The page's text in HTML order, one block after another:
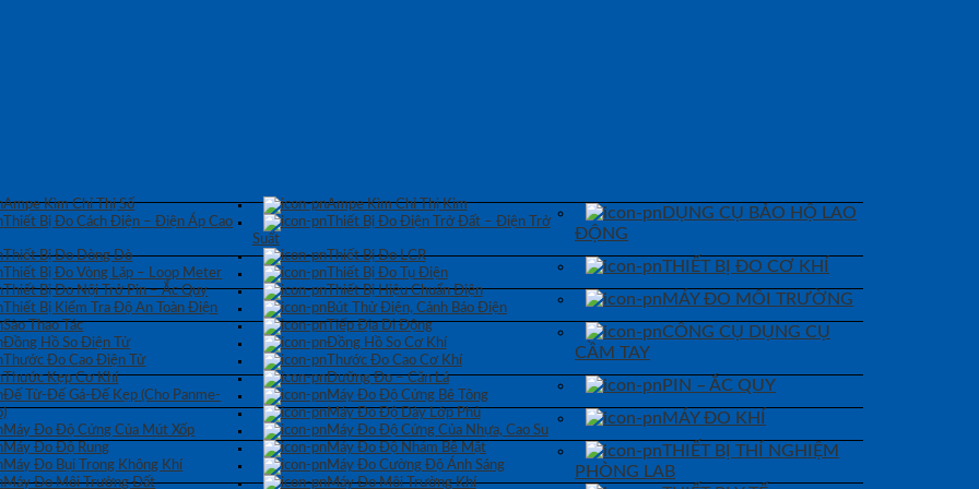
Ampe Kìm Chỉ Thị Số
Ampe Kìm Chỉ Thị Kim
Thiết Bị Đo Cách Điện – Điện Áp Cao
Thiết Bị Đo Điện Trở Đất – Điện Trở
Suất
Thiết Bị Đo Dòng Dò
Thiết Bị Đo LCR
Thiết Bị Đo Vòng Lặp – Loop Meter
Thiết Bị Đo Tụ Điện
Thiết Bị Đo Nội Trở Pin – Ắc Quy
Thiết Bị Hiệu Chuẩn Điện
Thiết Bị Kiểm Tra Độ An Toàn Điện
DỤNG CỤ BẢO HỘ LAO
ĐỘNG
Bút Thử Điện, Cảnh Báo Điện
Sào Thao Tác
Tiếp Địa Di Động
THIẾT BỊ ĐO CƠ KHÍ
Đồng Hồ So Điện Tử
Đồng Hồ So Cơ Khí
Thước Đo Cao Điện Tử
Thước Đo Cao Cơ Khí
Thước Kẹp Cơ Khí
Dưỡng Đo – Căn Lá
Đế Từ-Đế Gá-Đế Kẹp (Cho Panme-
Máy Đo Độ Cứng Bê Tông
Máy Đo Độ Dày Lớp Phủ
Máy Đo Độ Cứng Của Mút Xốp
Máy Đo Độ Cứng Của Nhựa, Cao Su
Máy Đo Độ Rung Máy Đo Độ Nhám Bề Mặt
MÁY ĐO MÔI TRƯỜNG
Máy Đo Bụi Trong Không Khí
Máy Đo Cường Độ Ánh Sáng
Máy Đo Môi Trường Đất
Máy Đo Môi Trường Khí
CÔNG CỤ DỤNG CỤ
CẦM TAY
PIN – ẮC QUY
MÁY ĐO KHÍ
THIẾT BỊ THÍ NGHIỆM
PHÒNG LAB